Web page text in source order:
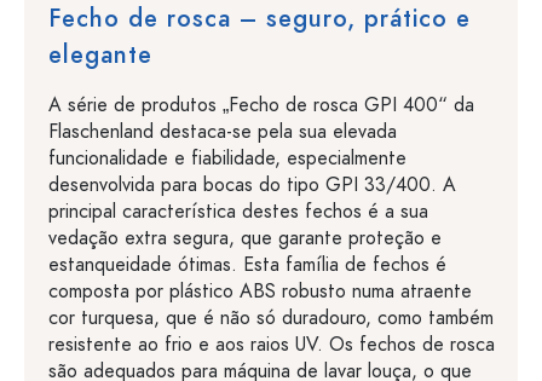
Fecho de rosca – seguro, prático e
elegante
A série de produtos „Fecho de rosca GPI 400“ da
Flaschenland destaca-se pela sua elevada
funcionalidade e fiabilidade, especialmente
desenvolvida para bocas do tipo GPI 33/400. A
principal característica destes fechos é a sua
vedação extra segura, que garante proteção e
estanqueidade ótimas. Esta família de fechos é
composta por plástico ABS robusto numa atraente
cor turquesa, que é não só duradouro, como também
resistente ao frio e aos raios UV. Os fechos de rosca
são adequados para máquina de lavar louça, o que